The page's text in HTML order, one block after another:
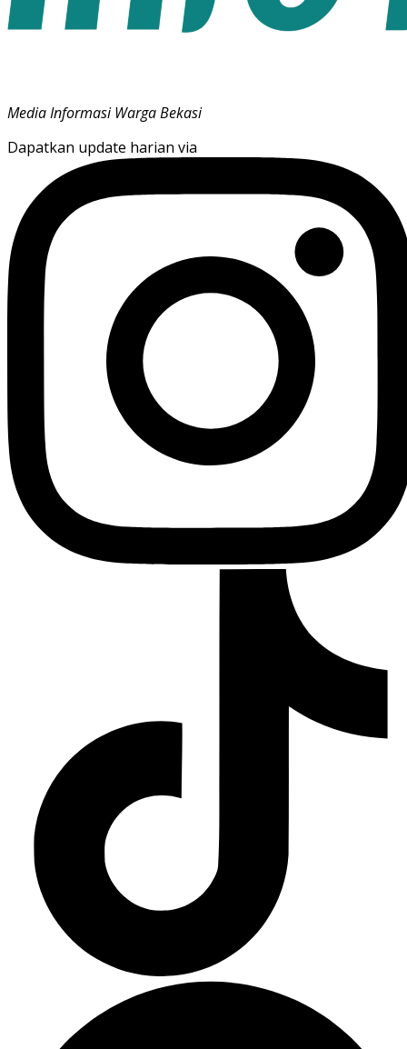
Media Informasi Warga Bekasi
Dapatkan update harian via